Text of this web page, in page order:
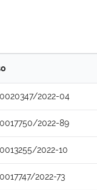
2022-04
2022-89
2022-10
2022-73